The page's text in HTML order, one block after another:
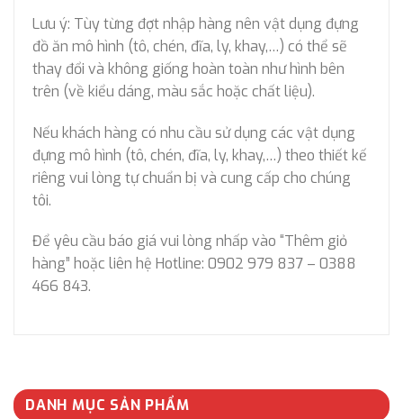
Lưu ý: Tùy từng đợt nhập hàng nên vật dụng đựng
đồ ăn mô hình (tô, chén, đĩa, ly, khay,…) có thể sẽ
thay đổi và không giống hoàn toàn như hình bên
trên (về kiểu dáng, màu sắc hoặc chất liệu).
Nếu khách hàng có nhu cầu sử dụng các vật dụng
đựng mô hình (tô, chén, đĩa, ly, khay,…) theo thiết kế
riêng vui lòng tự chuẩn bị và cung cấp cho chúng
tôi.
Để yêu cầu báo giá vui lòng nhấp vào “Thêm giỏ
hàng” hoặc liên hệ Hotline: 0902 979 837 – 0388
466 843.
DANH MỤC SẢN PHẨM